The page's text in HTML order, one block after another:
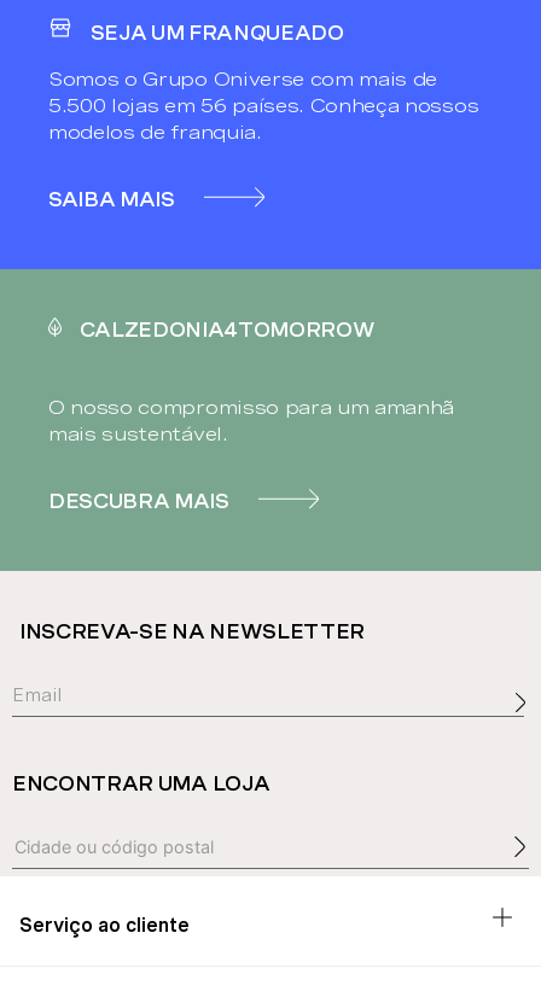
SEJA UM FRANQUEADO
Somos o Grupo Oniverse com mais de
5.500 lojas em 56 países. Conheça nossos
modelos de franquia.
SAIBA MAIS
CALZEDONIA4TOMORROW
O nosso compromisso para um amanhã
mais sustentável.
DESCUBRA MAIS
INSCREVA-SE NA NEWSLETTER
ENCONTRAR UMA LOJA
Serviço ao cliente